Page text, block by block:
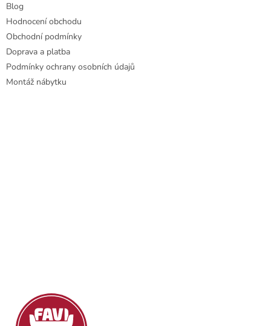
Blog
Hodnocení obchodu
Obchodní podmínky
Doprava a platba
Podmínky ochrany osobních údajů
Montáž nábytku